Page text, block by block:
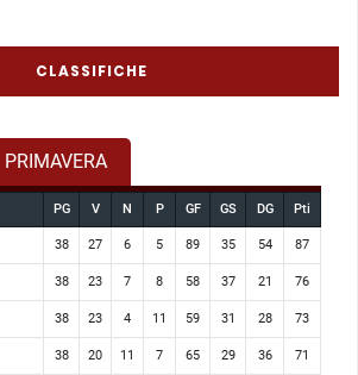
CLASSIFICHE
PRIMAVERA
PG V N P GF GS DG Pti
38 27 6 5 89 35 54 87
38 23 7 8 58 37 21 76
38 23 4 11 59 31 28 73
38 20 11 7 65 29 36 71